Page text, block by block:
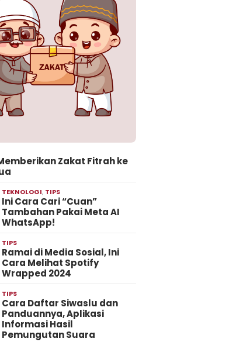
Zakat Fitrah ke
TEKNOLOGI, TIPS
Ini Cara Cari “Cuan”
Tambahan Pakai Meta AI
WhatsApp!
TIPS
Ramai di Media Sosial, Ini
Cara Melihat Spotify
Wrapped 2024
TIPS
Cara Daftar Siwaslu dan
Panduannya, Aplikasi
Informasi Hasil
Pemungutan Suara